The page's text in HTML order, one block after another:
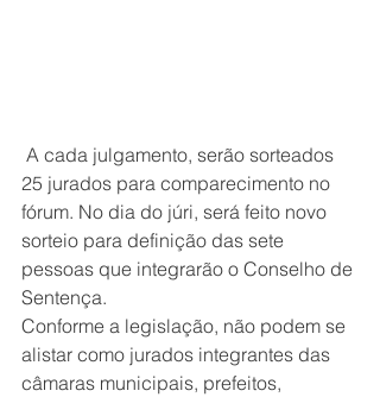
25 jurados para comparecimento no
fórum. No dia do júri, será feito novo
sorteio para definição das sete
pessoas que integrarão o Conselho de
Sentença.
Conforme a legislação, não podem se
alistar como jurados integrantes das
câmaras municipais, prefeitos,